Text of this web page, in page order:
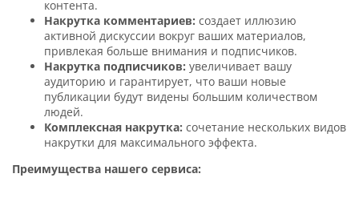
контента.
Накрутка комментариев: создает иллюзию
активной дискуссии вокруг ваших материалов,
привлекая больше внимания и подписчиков.
Накрутка подписчиков: увеличивает вашу
аудиторию и гарантирует, что ваши новые
публикации будут видены большим количеством
людей.
Комплексная накрутка: сочетание нескольких видов
накрутки для максимального эффекта.
Преимущества нашего сервиса: